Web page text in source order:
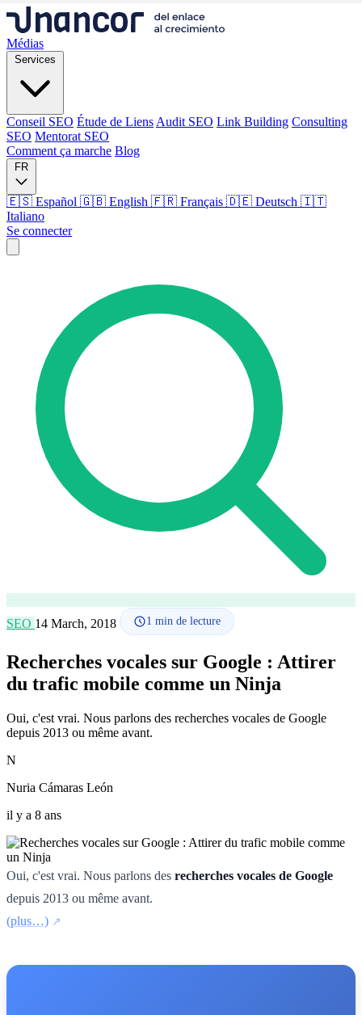
Médias
Services
Conseil SEO Étude de Liens Audit SEO Link Building Consulting
SEO Mentorat SEO
Comment ça marche Blog
FR
🇪🇸 Español 🇬🇧 English 🇫🇷 Français 🇩🇪 Deutsch 🇮🇹
Italiano
Se connecter
Conseil SEO Étude de Liens Link Building
Mentorat SEO
Comment ça marche
Langue
🇪🇸 ES
🇬🇧 EN
Se connecter
SEO 14 March, 2018 1 min de lecture
Recherches vocales sur Google : Attirer
du trafic mobile comme un Ninja
Oui, c'est vrai. Nous parlons des recherches vocales de Google
depuis 2013 ou même avant.
N
Nuria Cámaras León
il y a 8 ans
Oui, c'est vrai. Nous parlons des recherches vocales de Google
depuis 2013 ou même avant.
(plus…)